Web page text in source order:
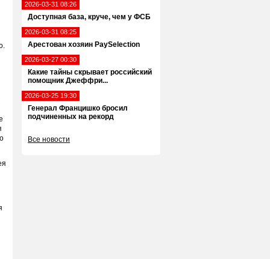
2026-03-31 08:26
Доступная база, круче, чем у ФСБ
2026-03-31 08:25
Арестован хозяин PaySelection
2026-03-27 00:30
Какие тайны скрывает российский
помощник Джеффри...
2026-03-25 19:30
Генерал Францишко бросил
подчиненных на рекорд
Все новости